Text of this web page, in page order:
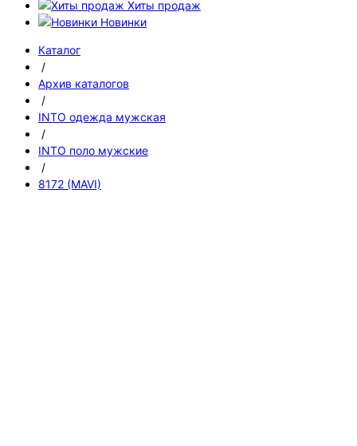
Хиты продаж
Новинки
Каталог
/
Архив каталогов
/
INTO одежда мужская
/
INTO поло мужские
/
8172 (MAVI)